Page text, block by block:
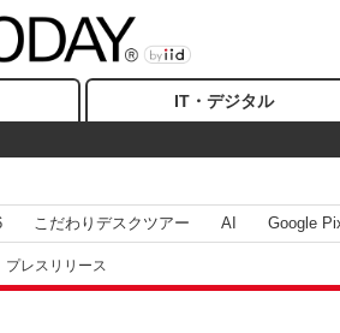
IT・デジタル
こだわりデスクツアー AI Google
プレスリリース